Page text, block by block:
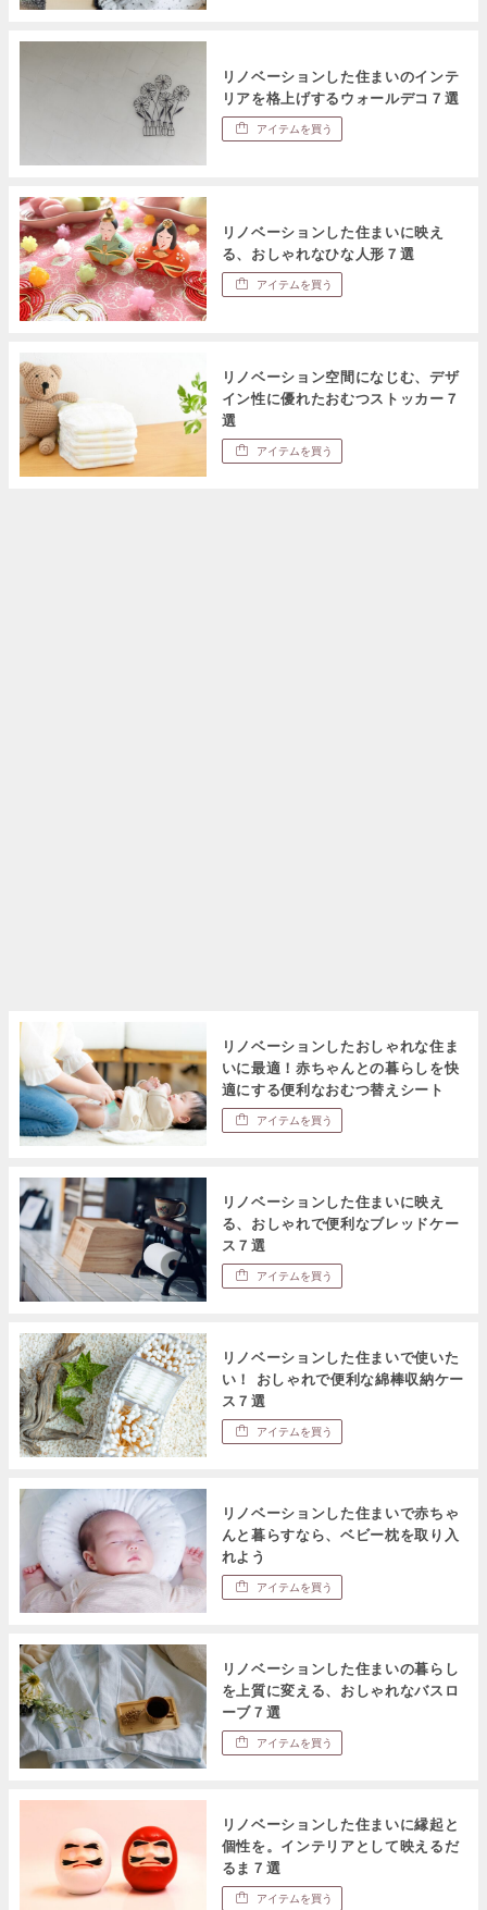
リノベーションした住まいのインテ
リアを格上げするウォールデコ７選
アイテムを買う
リノベーションした住まいに映え
る、おしゃれなひな人形７選
アイテムを買う
リノベーション空間になじむ、デザ
イン性に優れたおむつストッカー７
選
アイテムを買う
リノベーションしたおしゃれな住ま
いに最適！赤ちゃんとの暮らしを快
適にする便利なおむつ替えシート
アイテムを買う
リノベーションした住まいに映え
る、おしゃれで便利なブレッドケー
ス７選
アイテムを買う
リノベーションした住まいで使いた
い！ おしゃれで便利な綿棒収納ケー
ス７選
アイテムを買う
リノベーションした住まいで赤ちゃ
んと暮らすなら、ベビー枕を取り入
れよう
アイテムを買う
リノベーションした住まいの暮らし
を上質に変える、おしゃれなバスロ
ーブ７選
アイテムを買う
リノベーションした住まいに縁起と
個性を。インテリアとして映えるだ
るま７選
アイテムを買う